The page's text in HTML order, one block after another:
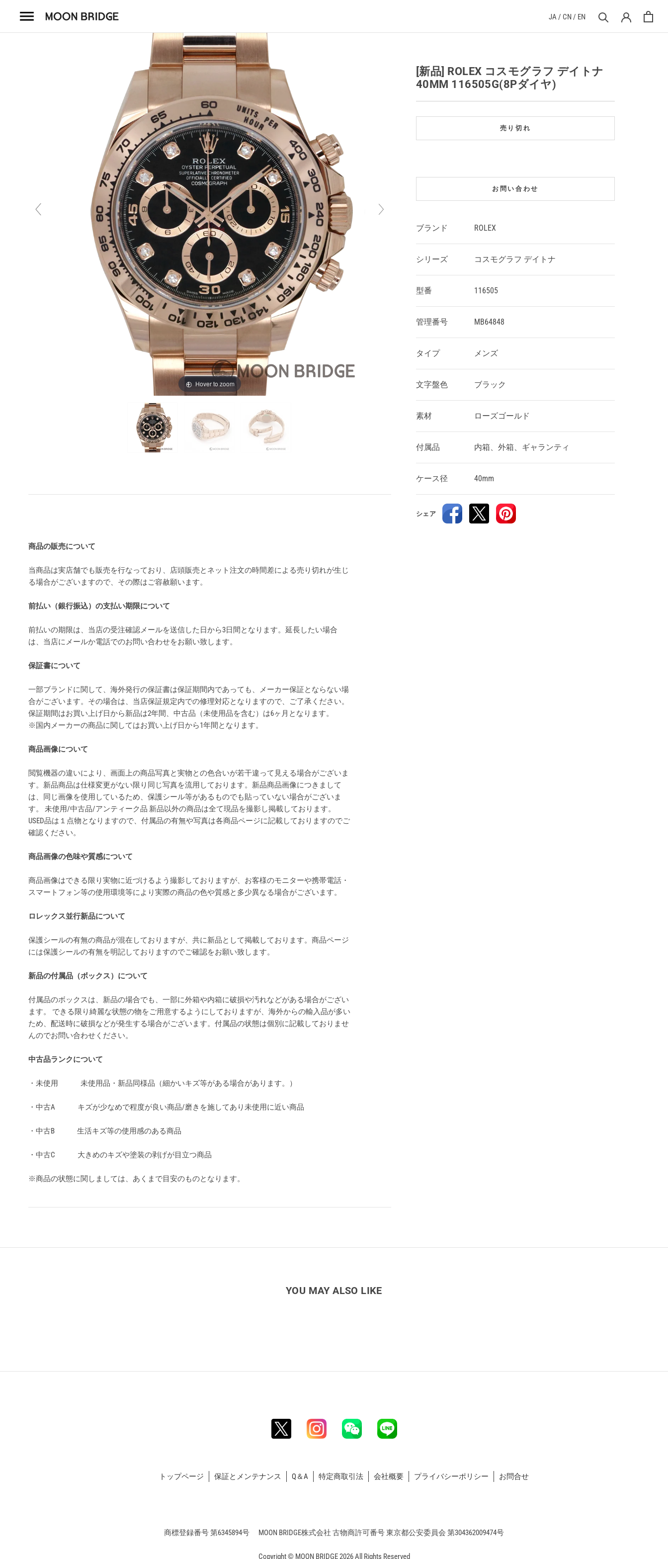
JA/ CN/ EN
Hover to zoom
[新品] ROLEX コスモグラフ デイトナ
40MM 116505G(8Pダイヤ)
売り切れ
お問い合わせ
ブランド ROLEX
シリーズ コスモグラフ デイトナ
型番 116505
管理番号 MB64848
タイプ メンズ
文字盤色 ブラック
素材 ローズゴールド
付属品 内箱、外箱、ギャランティ
ケース径 40mm
シェア
商品の販売について
当商品は実店舗でも販売を行なっており、店頭販売とネット注文の時間差による売り切れが生じ
る場合がございますので、その際はご容赦願います。
前払い（銀行振込）の支払い期限について
前払いの期限は、当店の受注確認メールを送信した日から3日間となります。延長したい場合
は、当店にメールか電話でのお問い合わせをお願い致します。
保証書について
一部ブランドに関して、海外発行の保証書は保証期間内であっても、メーカー保証とならない場
合がございます。その場合は、当店保証規定内での修理対応となりますので、ご了承ください。
保証期間はお買い上げ日から新品は2年間、中古品（未使用品を含む）は6ヶ月となります。
※国内メーカーの商品に関してはお買い上げ日から1年間となります。
商品画像について
閲覧機器の違いにより、画面上の商品写真と実物との色合いが若干違って見える場合がございま
す。新品商品は仕様変更がない限り同じ写真を流用しております。新品商品画像につきまして
は、同じ画像を使用しているため、保護シール等があるものでも貼っていない場合がございま
す。 未使用/中古品/アンティーク品 新品以外の商品は全て現品を撮影し掲載しております。
USED品は１点物となりますので、付属品の有無や写真は各商品ページに記載しておりますのでご
確認ください。
商品画像の色味や質感について
商品画像はできる限り実物に近づけるよう撮影しておりますが、お客様のモニターや携帯電話・
スマートフォン等の使用環境等により実際の商品の色や質感と多少異なる場合がございます。
ロレックス並行新品について
保護シールの有無の商品が混在しておりますが、共に新品として掲載しております。商品ページ
には保護シールの有無を明記しておりますのでご確認をお願い致します。
新品の付属品（ボックス）について
付属品のボックスは、新品の場合でも、一部に外箱や内箱に破損や汚れなどがある場合がござい
ます。 できる限り綺麗な状態の物をご用意するようにしておりますが、海外からの輸入品が多い
ため、配送時に破損などが発生する場合がございます。付属品の状態は個別に記載しておりませ
んのでお問い合わせください。
中古品ランクについて
・未使用 未使用品・新品同様品（細かいキズ等がある場合があります。）
・中古A キズが少なめで程度が良い商品/磨きを施してあり未使用に近い商品
・中古B 生活キズ等の使用感のある商品
・中古C 大きめのキズや塗装の剥げが目立つ商品
※商品の状態に関しましては、あくまで目安のものとなります。
YOU MAY ALSO LIKE
トップページ 保証とメンテナンス Q＆A 特定商取引法 会社概要 プライバシーポリシー お問合せ
商標登録番号 第6345894号 MOON BRIDGE株式会社 古物商許可番号 東京都公安委員会 第304362009474号
Copyright © MOON BRIDGE 2026 All Rights Reserved